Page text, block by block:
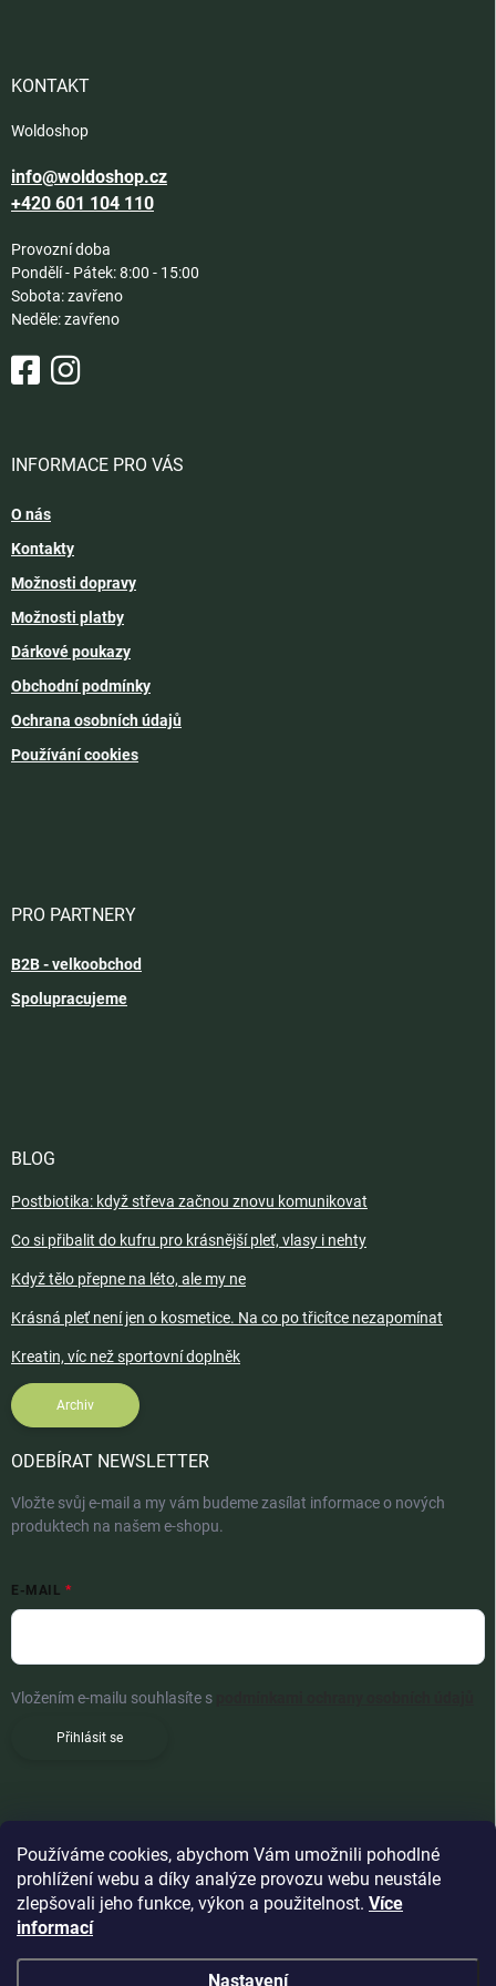
Používáme cookies, abychom Vám umožnili pohodlné
prohlížení webu a díky analýze provozu webu neustále
zlepšovali jeho funkce, výkon a použitelnost. Více
informací
Nastavení
KONTAKT
Woldoshop
info@woldoshop.cz
+420 601 104 110
Provozní doba
Pondělí - Pátek: 8:00 - 15:00
Sobota: zavřeno
Neděle: zavřeno
INFORMACE PRO VÁS
O nás
Kontakty
Možnosti dopravy
Možnosti platby
Dárkové poukazy
Obchodní podmínky
Ochrana osobních údajů
Používání cookies
PRO PARTNERY
B2B - velkoobchod
Spolupracujeme
BLOG
Postbiotika: když střeva začnou znovu komunikovat
Co si přibalit do kufru pro krásnější pleť, vlasy i nehty
Když tělo přepne na léto, ale my ne
Krásná pleť není jen o kosmetice. Na co po třicítce nezapomínat
Kreatin, víc než sportovní doplněk
Archiv
ODEBÍRAT NEWSLETTER
Vložte svůj e-mail a my vám budeme zasílat informace o nových
produktech na našem e-shopu.
E-MAIL
Vložením e-mailu souhlasíte s
Přihlásit se